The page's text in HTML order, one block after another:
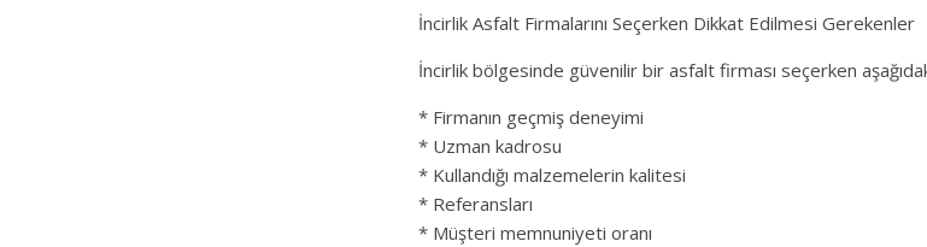
İncirlik Asfalt Firmalarını Seçerken Dikkat Edilmesi Gerekenler
İncirlik bölgesinde güvenilir bir asfalt firması seçerken
* Firmanın geçmiş deneyimi
* Uzman kadrosu
* Kullandığı malzemelerin kalitesi
* Referansları
* Müşteri memnuniyeti oranı